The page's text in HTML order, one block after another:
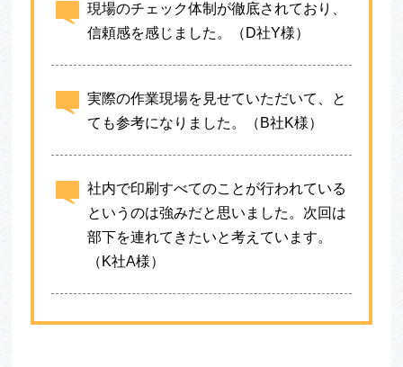
現場のチェック体制が徹底されており、
信頼感を感じました。（D社Y様）
実際の作業現場を見せていただいて、と
ても参考になりました。（B社K様）
社内で印刷すべてのことが行われている
というのは強みだと思いました。次回は
部下を連れてきたいと考えています。
（K社A様）